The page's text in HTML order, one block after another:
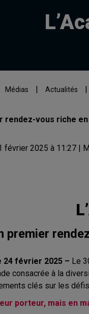
Médias | Actualités |
rendez-vous riche
février 2025 à 11:27 |
premier
24 février 2025 – Le
consacrée à la
clés sur les
porteur, mais en